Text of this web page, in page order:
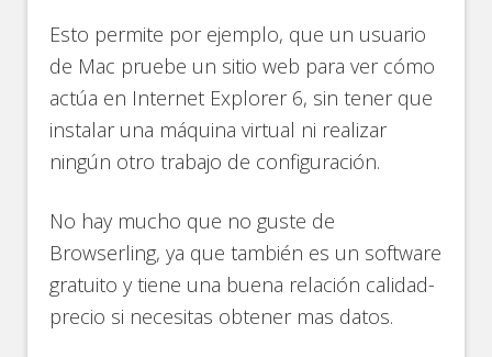
Esto permite por ejemplo, que un usuario
de Mac pruebe un sitio web para ver cómo
actúa en Internet Explorer 6, sin tener que
instalar una máquina virtual ni realizar
ningún otro trabajo de configuración.
No hay mucho que no guste de
Browserling, ya que también es un software
gratuito y tiene una buena relación calidad-
precio si necesitas obtener mas datos.